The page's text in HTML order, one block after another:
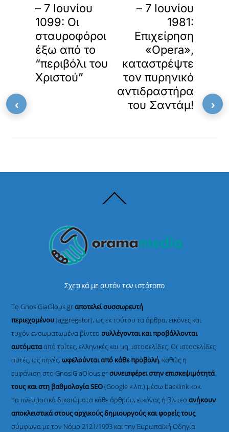
– 7 Ιουνίου
1099: Οι
σταυροφόροι
έξω από το
“περιβόλι του
Χριστού”
– 7 Ιουνίου
1981:
Επιχείρηση
«Opera»,
καταστρέψτε
τον πυρηνικό
αντιδραστήρα
του Σαντάμ!
To
Σχετικά με αυτόν τον ιστότοπο
Το GnosiGiaOlous.grαποτελεί συσσωρευτή
περιεχομένου(aggregator), ως εκ τούτου τα άρθρα, εικόνες και
τυχόν ενσωματωμένα βίντεοσυλλέγονται και προβάλλονται
αυτόματααπό τρίτες, ελληνικές και μη, ιστοσελίδες. Οι ιστοσελίδες
αυτές, ως πηγές,ωφελούνται από κάθε προβολή, καθώς η
εμφάνιση στο GnosiGiaOlous.grσυνεισφέρει στην επισκεψιμότητά
τους και στη βαθμολογία SEO(Google κ.λπ.) μέσω backlink κοκ.
Τα πνευματικά δικαιώματα κάθε άρθρου, εικόνας ή βίντεοανήκουν
αποκλειστικά στους αρχικούς δημιουργούς και φορείς τους,
σύμφωνα με τον Νόμο 2121/1993 και την Ευρωπαϊκή Οδηγία
‹ ›